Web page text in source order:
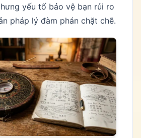
yếu tố bảo vệ bạn rủi ro
pháp lý đàm phán chặt chẽ.